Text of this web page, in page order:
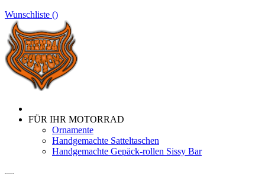
Wunschliste ()
FÜR IHR MOTORRAD
Ornamente
Handgemachte Satteltaschen
Handgemachte Gepäck-rollen Sissy Bar